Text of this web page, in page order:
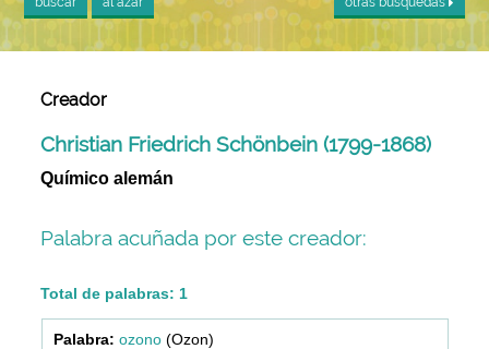
Creador
Christian Friedrich Schönbein (1799-1868)
Químico alemán
Palabra acuñada por este creador:
Total de palabras: 1
ozono(Ozon)